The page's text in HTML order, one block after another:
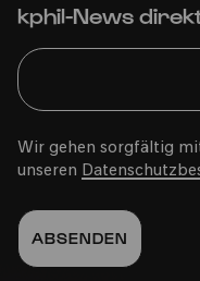
kphil-News
Wir gehen sorgfältig
unseren